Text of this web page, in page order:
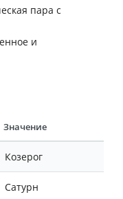
пара с
и
Значение
Козерог
Сатурн